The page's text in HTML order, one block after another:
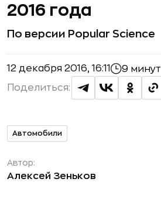
2016 года
По версии Popular Science
12 декабря 2016, 16:11 9 минут
Поделиться:
Автомобили
Автор:
Алексей Зеньков